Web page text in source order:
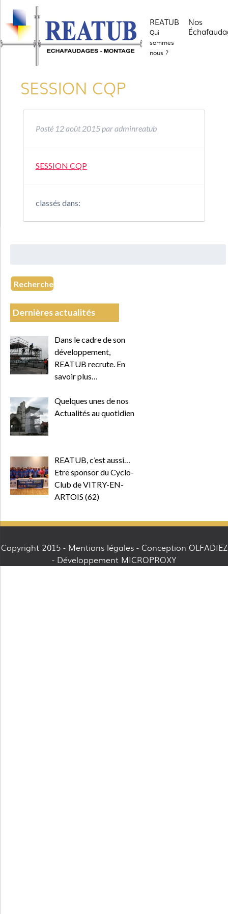
REATUB
Qui
sommes
nous ?
Nos
SESSION CQP
Posté 12 août 2015 paradminreatub
SESSION CQP
classés dans:
Recherche
Dernières actualités
Dans le cadre de son
développement,
REATUB recrute. En
savoir plus…
Quelques unes de nos
Actualités au quotidien
REATUB, c’est aussi…
Etre sponsor du Cyclo-
Club de VITRY-EN-
ARTOIS (62)
Copyright 2015 - Mentions légales- Conception OLFADIEZ
- Développement MICROPROXY